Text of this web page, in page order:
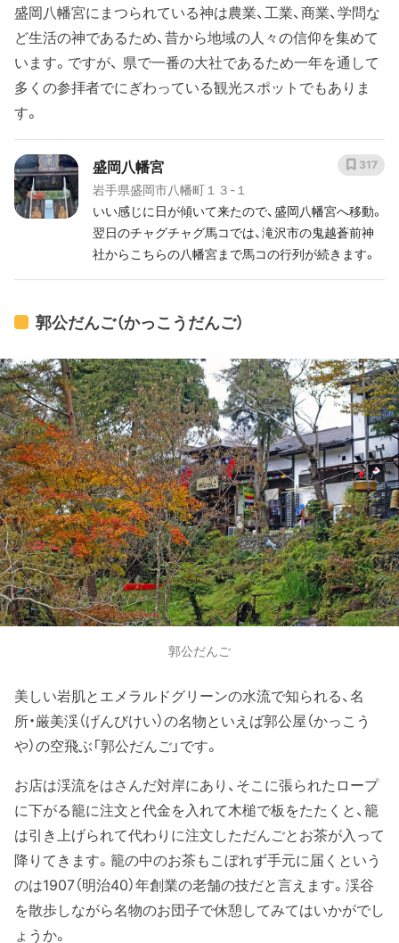
盛岡八幡宮にまつられている神は農業、工業、商業、学問な
ど生活の神であるため、昔から地域の人々の信仰を集めて
います。ですが、 県で一番の大社であるため一年を通して
多くの参拝者でにぎわっている観光スポットでもありま
す。
盛岡八幡宮
岩手県盛岡市八幡町１３-１
いい感じに日が傾いて来たので、盛岡八幡宮へ移動。
翌日のチャグチャグ馬コでは、滝沢市の鬼越蒼前神
社からこちらの八幡宮まで馬コの行列が続きます。
317
郭公だんご（かっこうだんご）
郭公だんご
美しい岩肌とエメラルドグリーンの水流で知られる、名
所・厳美渓（げんびけい）の名物といえば郭公屋（かっこう
や）の空飛ぶ「郭公だんご」です。
お店は渓流をはさんだ対岸にあり、そこに張られたロープ
に下がる籠に注文と代金を入れて木槌で板をたたくと、籠
は引き上げられて代わりに注文しただんごとお茶が入って
降りてきます。籠の中のお茶もこぼれず手元に届くという
のは1907（明治40）年創業の老舗の技だと言えます。渓谷
を散歩しながら名物のお団子で休憩してみてはいかがでし
ょうか。